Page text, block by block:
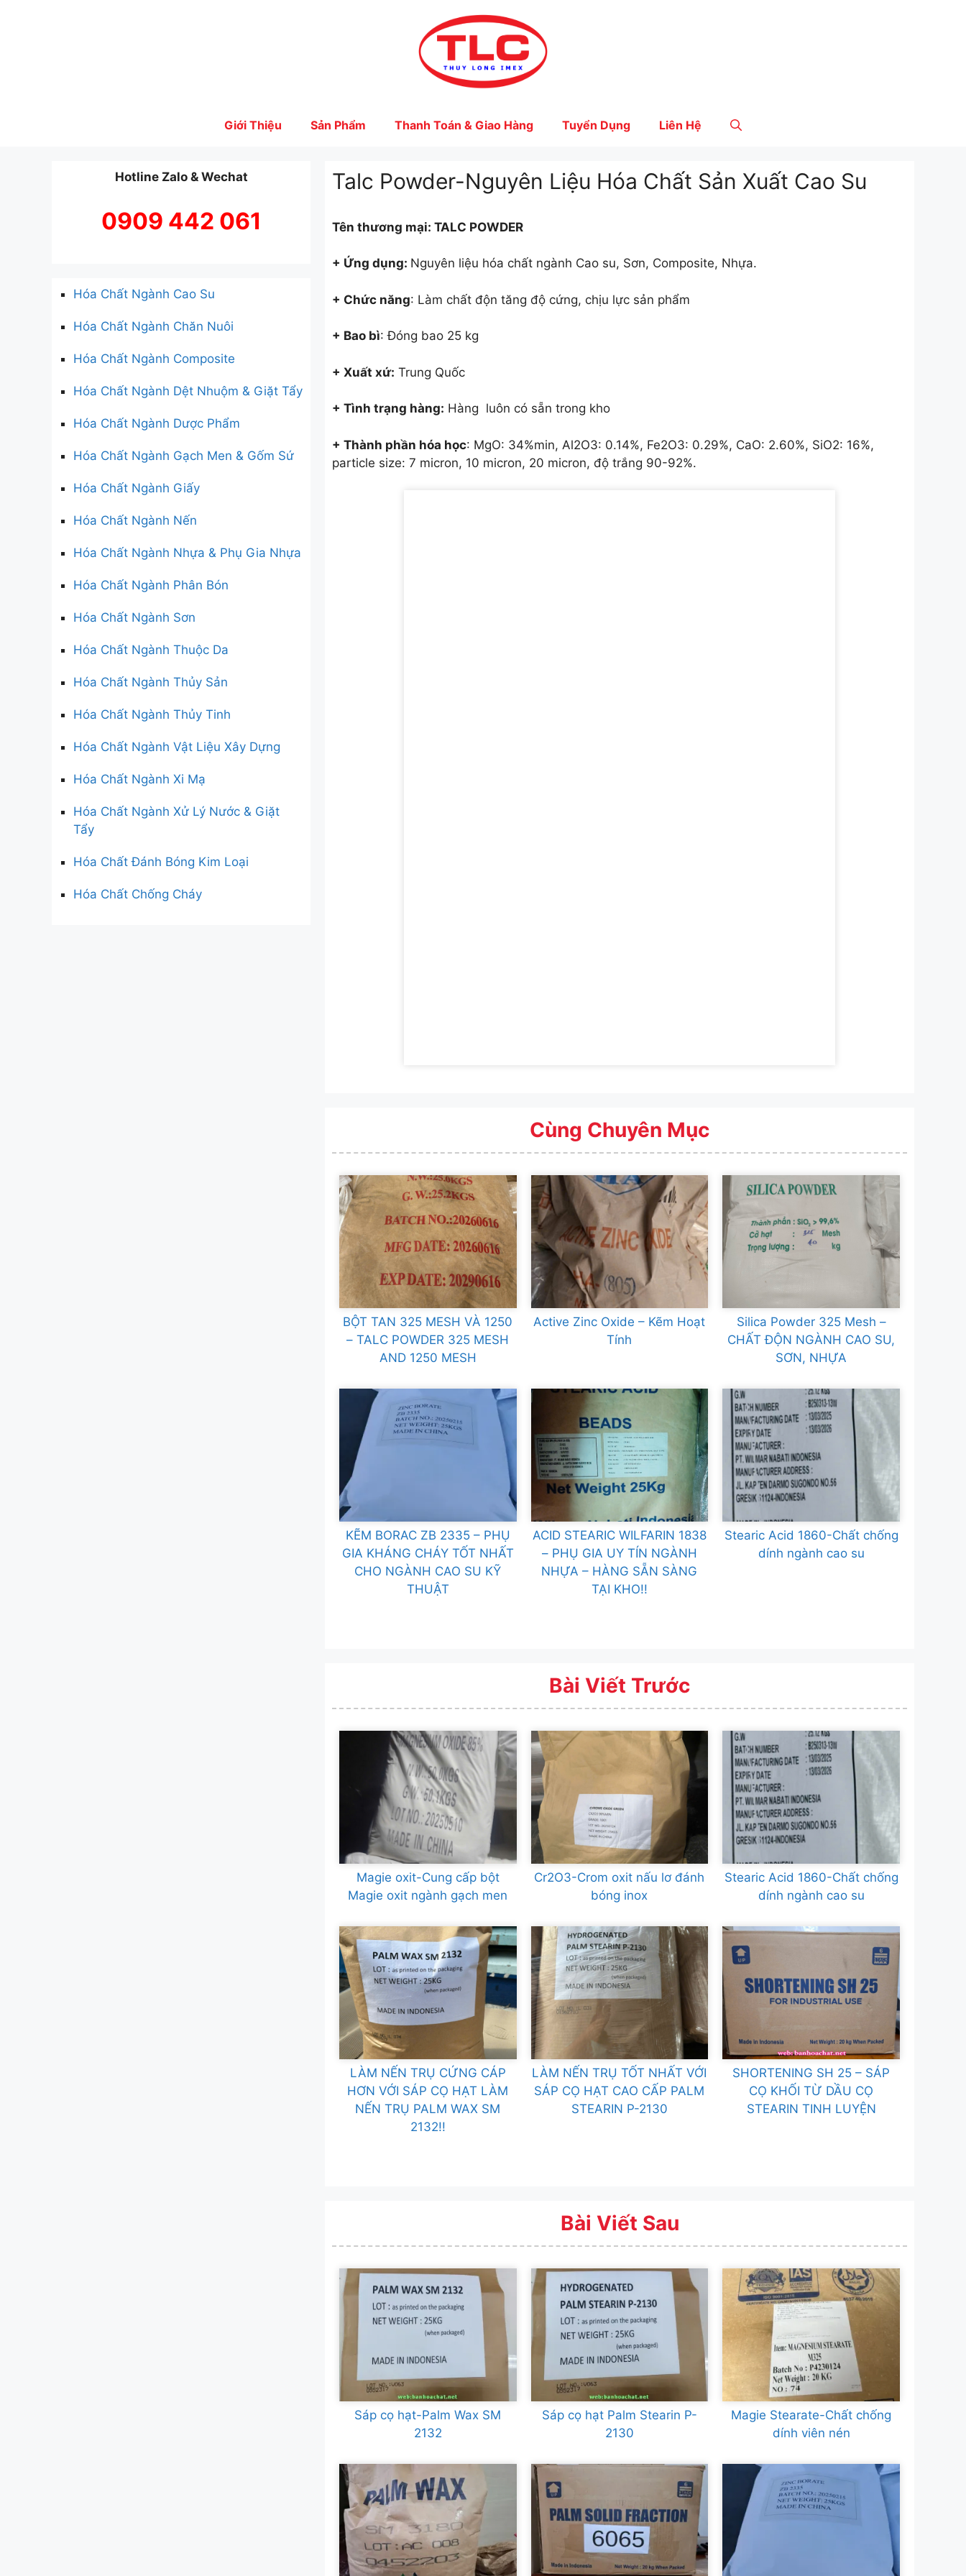
Giới Thiệu Sản Phẩm Thanh Toán & Giao Hàng Tuyển Dụng Liên Hệ
Talc Powder-Nguyên Liệu Hóa Chất Sản Xuất Cao Su
Tên thương mại: TALC POWDER
+ Ứng dụng: Nguyên liệu hóa chất ngành Cao su, Sơn, Composite, Nhựa.
+ Chức năng: Làm chất độn tăng độ cứng, chịu lực sản phẩm
+ Bao bì: Đóng bao 25 kg
+ Xuất xứ: Trung Quốc
+ Tình trạng hàng: Hàng luôn có sẵn trong kho
+ Thành phần hóa học: MgO: 34%min, Al2O3: 0.14%, Fe2O3: 0.29%, CaO: 2.60%, SiO2: 16%,
particle size: 7 micron, 10 micron, 20 micron, độ trắng 90-92%.
Cùng Chuyên Mục
BỘT TAN 325 MESH VÀ 1250
– TALC POWDER 325 MESH
AND 1250 MESH
Active Zinc Oxide – Kẽm Hoạt
Tính
Silica Powder 325 Mesh –
CHẤT ĐỘN NGÀNH CAO SU,
SƠN, NHỰA
KẼM BORAC ZB 2335 – PHỤ
GIA KHÁNG CHÁY TỐT NHẤT
CHO NGÀNH CAO SU KỸ
THUẬT
ACID STEARIC WILFARIN 1838
– PHỤ GIA UY TÍN NGÀNH
NHỰA – HÀNG SẴN SÀNG
TẠI KHO!!
Stearic Acid 1860-Chất chống
dính ngành cao su
Bài Viết Trước
Magie oxit-Cung cấp bột
Magie oxit ngành gạch men
Cr2O3-Crom oxit nấu lơ đánh
bóng inox
Stearic Acid 1860-Chất chống
dính ngành cao su
LÀM NẾN TRỤ CỨNG CÁP
HƠN VỚI SÁP CỌ HẠT LÀM
NẾN TRỤ PALM WAX SM
2132!!
LÀM NẾN TRỤ TỐT NHẤT VỚI
SÁP CỌ HẠT CAO CẤP PALM
STEARIN P-2130
SHORTENING SH 25 – SÁP
CỌ KHỐI TỪ DẦU CỌ
STEARIN TINH LUYỆN
Bài Viết Sau
Sáp cọ hạt-Palm Wax SM
2132
Sáp cọ hạt Palm Stearin P-
2130
Magie Stearate-Chất chống
dính viên nén
Hotline Zalo & Wechat
0909 442 061
Hóa Chất Ngành Cao Su
Hóa Chất Ngành Chăn Nuôi
Hóa Chất Ngành Composite
Hóa Chất Ngành Dệt Nhuộm & Giặt Tẩy
Hóa Chất Ngành Dược Phẩm
Hóa Chất Ngành Gạch Men & Gốm Sứ
Hóa Chất Ngành Giấy
Hóa Chất Ngành Nến
Hóa Chất Ngành Nhựa & Phụ Gia Nhựa
Hóa Chất Ngành Phân Bón
Hóa Chất Ngành Sơn
Hóa Chất Ngành Thuộc Da
Hóa Chất Ngành Thủy Sản
Hóa Chất Ngành Thủy Tinh
Hóa Chất Ngành Vật Liệu Xây Dựng
Hóa Chất Ngành Xi Mạ
Hóa Chất Ngành Xử Lý Nước & Giặt
Tẩy
Hóa Chất Đánh Bóng Kim Loại
Hóa Chất Chống Cháy